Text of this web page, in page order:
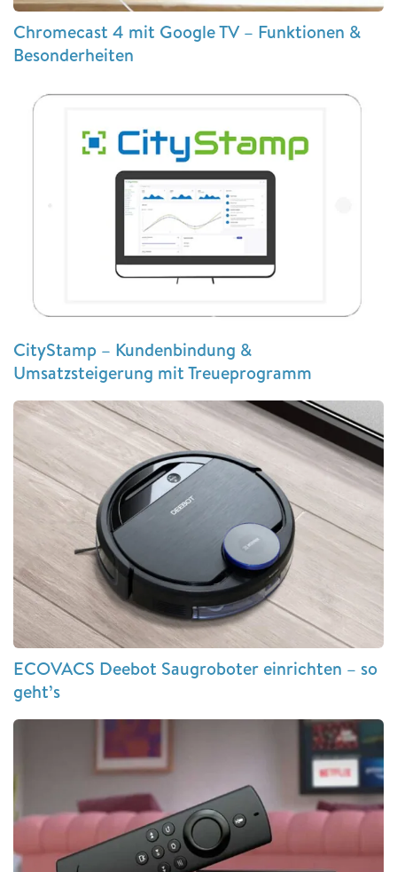
Chromecast 4 mit Google TV – Funktionen &
Besonderheiten
CityStamp – Kundenbindung &
Umsatzsteigerung mit Treueprogramm
ECOVACS Deebot Saugroboter einrichten – so
geht’s